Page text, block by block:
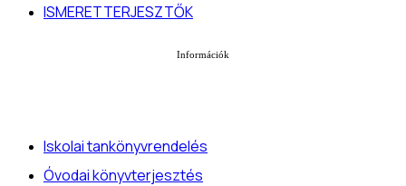
ISMERETTERJESZTŐK
Információk
Iskolai tankönyvrendelés
Óvodai könyvterjesztés